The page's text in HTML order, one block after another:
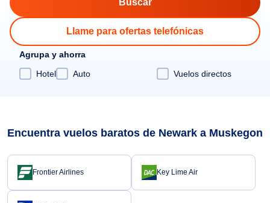
Llame para ofertas telefónicas
Agrupa y ahorra
Hotel
Auto Vuelos directos
Encuentra vuelos baratos de Newark a Muskegon
Frontier Airlines Key Lime Air